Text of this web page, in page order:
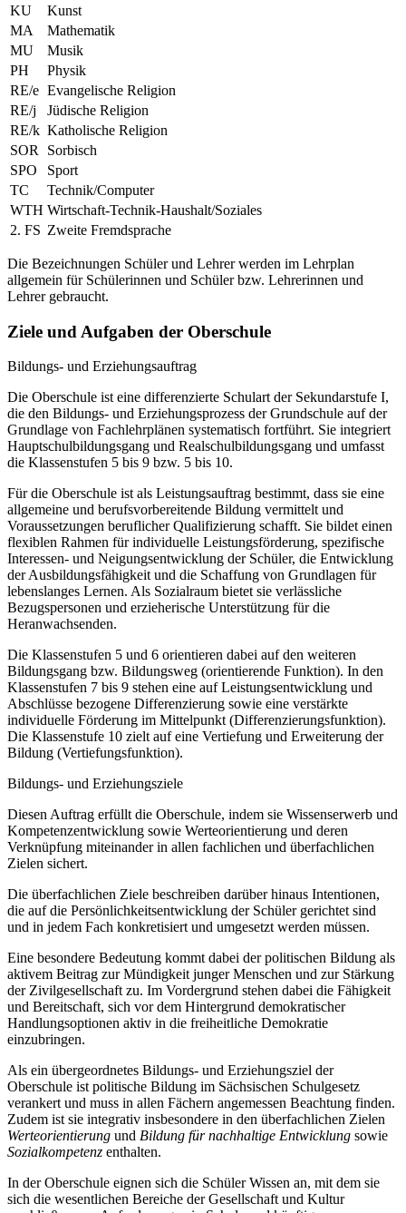
KU
Kunst
MA
Mathematik
MU
Musik
PH
Physik
RE/e Evangelische Religion
RE/j
Jüdische Religion
RE/k Katholische Religion
SOR
Sorbisch
SPO
Sport
TC
Technik/Computer
WTH Wirtschaft-Technik-Haushalt/Soziales
2. FS Zweite Fremdsprache
Die Bezeichnungen Schüler und Lehrer werden im Lehrplan
allgemein für Schülerinnen und Schüler bzw. Lehrerinnen und
Lehrer gebraucht.
Ziele und Aufgaben der Oberschule
Bildungs- und Erziehungsauftrag
Die Oberschule ist eine differenzierte Schulart der Sekundarstufe I,
die den Bildungs- und Erziehungsprozess der Grundschule auf der
Grundlage von Fachlehrplänen systematisch fortführt. Sie integriert
Hauptschulbildungsgang und Realschulbildungsgang und umfasst
die Klassenstufen 5 bis 9 bzw. 5 bis 10.
Für die Oberschule ist als Leistungsauftrag bestimmt, dass sie eine
allgemeine und berufsvorbereitende Bildung vermittelt und
Voraussetzungen beruflicher Qualifizierung schafft. Sie bildet einen
flexiblen Rahmen für individuelle Leistungsförderung, spezifische
Interessen- und Neigungsentwicklung der Schüler, die Entwicklung
der Ausbildungsfähigkeit und die Schaffung von Grundlagen für
lebenslanges Lernen. Als Sozialraum bietet sie verlässliche
Bezugspersonen und erzieherische Unterstützung für die
Heranwachsenden.
Die Klassenstufen 5 und 6 orientieren dabei auf den weiteren
Bildungsgang bzw. Bildungsweg (orientierende Funktion). In den
Klassenstufen 7 bis 9 stehen eine auf Leistungsentwicklung und
Abschlüsse bezogene Differenzierung sowie eine verstärkte
individuelle Förderung im Mittelpunkt (Differenzierungsfunktion).
Die Klassenstufe 10 zielt auf eine Vertiefung und Erweiterung der
Bildung (Vertiefungsfunktion).
Bildungs- und Erziehungsziele
Diesen Auftrag erfüllt die Oberschule, indem sie Wissenserwerb und
Kompetenzentwicklung sowie Werteorientierung und deren
Verknüpfung miteinander in allen fachlichen und überfachlichen
Zielen sichert.
Die überfachlichen Ziele beschreiben darüber hinaus Intentionen,
die auf die Persönlichkeitsentwicklung der Schüler gerichtet sind
und in jedem Fach konkretisiert und umgesetzt werden müssen.
Eine besondere Bedeutung kommt dabei der politischen Bildung als
aktivem Beitrag zur Mündigkeit junger Menschen und zur Stärkung
der Zivilgesellschaft zu. Im Vordergrund stehen dabei die Fähigkeit
und Bereitschaft, sich vor dem Hintergrund demokratischer
Handlungsoptionen aktiv in die freiheitliche Demokratie
einzubringen.
Als ein übergeordnetes Bildungs- und Erziehungsziel der
Oberschule ist politische Bildung im Sächsischen Schulgesetz
verankert und muss in allen Fächern angemessen Beachtung finden.
Zudem ist sie integrativ insbesondere in den überfachlichen Zielen
Werteorientierung und Bildung für nachhaltige Entwicklung sowie
Sozialkompetenz enthalten.
In der Oberschule eignen sich die Schüler Wissen an, mit dem sie
sich die wesentlichen Bereiche der Gesellschaft und Kultur